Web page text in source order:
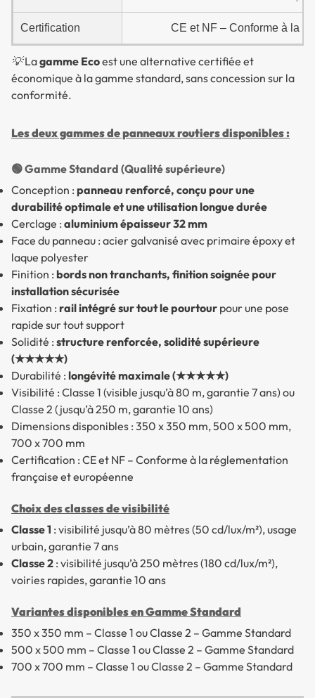
Certification CE et NF – Conforme à la
💡 Lagamme Ecoest une alternative certifiée et
économique à la gamme standard, sans concession sur la
conformité.
Les deux gammes de panneaux routiers disponibles :
🟢 Gamme Standard (Qualité supérieure)
Conception : panneau renforcé, conçu pour une
durabilité optimale et une utilisation longue durée
Cerclage : aluminium épaisseur 32 mm
Face du panneau : acier galvanisé avec primaire époxy et
laque polyester
Finition : bords non tranchants, finition soignée pour
installation sécurisée
Fixation : rail intégré sur tout le pourtour pour une pose
rapide sur tout support
Solidité : structure renforcée, solidité supérieure
(★★★★★)
Durabilité : longévité maximale (★★★★★)
Visibilité : Classe 1 (visible jusqu’à 80 m, garantie 7 ans) ou
Classe 2 (jusqu’à 250 m, garantie 10 ans)
Dimensions disponibles : 350 x 350 mm, 500 x 500 mm,
700 x 700 mm
Certification : CE et NF – Conforme à la réglementation
française et européenne
Choix des classes de visibilité
Classe 1 : visibilité jusqu’à 80 mètres (50 cd/lux/m²), usage
urbain, garantie 7 ans
Classe 2 : visibilité jusqu’à 250 mètres (180 cd/lux/m²),
voiries rapides, garantie 10 ans
Variantes disponibles en Gamme Standard
350 x 350 mm – Classe 1 ou Classe 2 – Gamme Standard
500 x 500 mm – Classe 1 ou Classe 2 – Gamme Standard
700 x 700 mm – Classe 1 ou Classe 2 – Gamme Standard